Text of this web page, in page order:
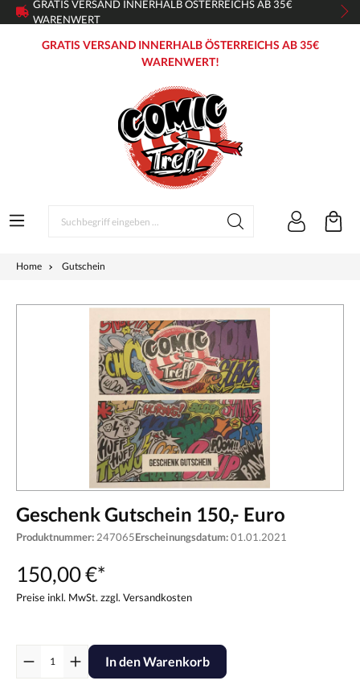
GRATIS VERSAND INNERHALB ÖSTERREICHS AB 35€
WARENWERT
GRATIS VERSAND INNERHALB ÖSTERREICHS AB 35€
WARENWERT!
Home Gutschein
Geschenk Gutschein 150,- Euro
Produktnummer: 247065Erscheinungsdatum:01.01.2021
150,00 €*
Preise inkl. MwSt. zzgl. Versandkosten
In den Warenkorb